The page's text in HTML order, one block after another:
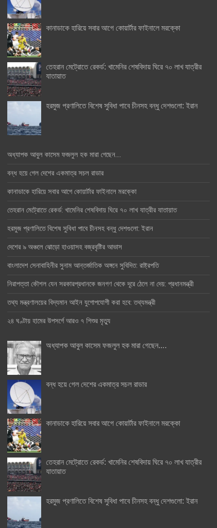
কানাডাকে হারিয়ে সবার আগে কোয়ার্টার ফাইনালে মরক্কো
তেহরান মেট্রোতে রেকর্ড: খামেনির শেষবিদায় ঘিরে ৭০ লাখ যাত্রীর
যাতায়াত
হরমুজ প্রণালিতে বিশেষ সুবিধা পাবে চীনসহ বন্ধু দেশগুলো: ইরান
অধ্যাপক আবুল কাসেম ফজলুল হক মারা গেছেন….
বন্ধ হয়ে গেল দেশের একমাত্র সচল রাডার
কানাডাকে হারিয়ে সবার আগে কোয়ার্টার ফাইনালে মরক্কো
তেহরান মেট্রোতে রেকর্ড: খামেনির শেষবিদায় ঘিরে ৭০ লাখ যাত্রীর যাতায়াত
হরমুজ প্রণালিতে বিশেষ সুবিধা পাবে চীনসহ বন্ধু দেশগুলো: ইরান
দেশের ৯ অঞ্চলে ঝোড়ো হাওয়াসহ বজ্রবৃষ্টির আভাস
বাংলাদেশ সেনাবাহিনীর সুনাম আন্তর্জাতিক অঙ্গনে সুবিদিত: রাষ্ট্রপতি
নিরাপত্তা কৌশল যেন সরকারপ্রধানকে জনগণ থেকে দূরে ঠেলে না দেয়: প্রধানমন্ত্রী
তথ্য মন্ত্রণালয়ের বিদ্যমান আইন যুগোপযোগী করা হবে: তথ্যমন্ত্রী
২৪ ঘণ্টায় হামের উপসর্গে আরও ৭ শিশুর মৃত্যু
অধ্যাপক আবুল কাসেম ফজলুল হক মারা গেছেন….
বন্ধ হয়ে গেল দেশের একমাত্র সচল রাডার
কানাডাকে হারিয়ে সবার আগে কোয়ার্টার ফাইনালে মরক্কো
তেহরান মেট্রোতে রেকর্ড: খামেনির শেষবিদায় ঘিরে ৭০ লাখ যাত্রীর
যাতায়াত
হরমুজ প্রণালিতে বিশেষ সুবিধা পাবে চীনসহ বন্ধু দেশগুলো: ইরান